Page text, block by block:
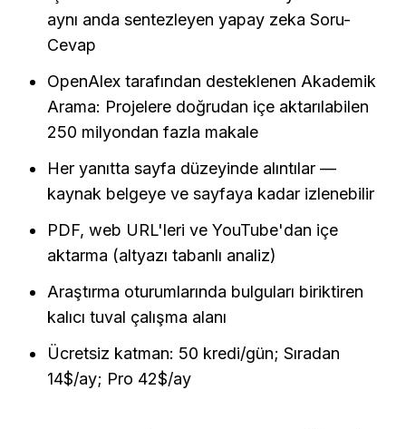
aynı anda sentezleyen yapay zeka Soru-
Cevap
OpenAlex tarafından desteklenen Akademik
Arama: Projelere doğrudan içe aktarılabilen
250 milyondan fazla makale
Her yanıtta sayfa düzeyinde alıntılar —
kaynak belgeye ve sayfaya kadar izlenebilir
PDF, web URL'leri ve YouTube'dan içe
aktarma (altyazı tabanlı analiz)
Araştırma oturumlarında bulguları biriktiren
kalıcı tuval çalışma alanı
Ücretsiz katman: 50 kredi/gün; Sıradan
14$/ay; Pro 42$/ay